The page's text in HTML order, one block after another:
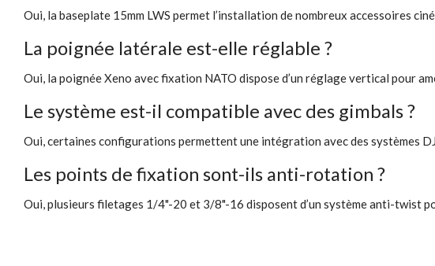
Oui, la baseplate 15mm LWS permet l’installation de nombreux accessoires
La poignée latérale est-elle réglable ?
Oui, la poignée Xeno avec fixation NATO dispose d’un réglage vertical pour
Le système est-il compatible avec des gimbals ?
Oui, certaines configurations permettent une intégration avec des systèmes
Les points de fixation sont-ils anti-rotation ?
Oui, plusieurs filetages 1/4"-20 et 3/8"-16 disposent d’un système anti-twist